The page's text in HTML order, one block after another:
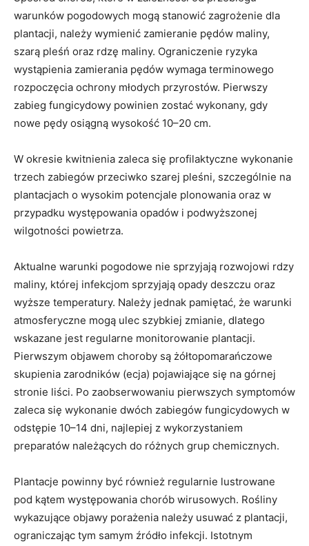
warunków pogodowych mogą stanowić zagrożenie dla
plantacji, należy wymienić zamieranie pędów maliny,
szarą pleśń oraz rdzę maliny. Ograniczenie ryzyka
wystąpienia zamierania pędów wymaga terminowego
rozpoczęcia ochrony młodych przyrostów. Pierwszy
zabieg fungicydowy powinien zostać wykonany, gdy
nowe pędy osiągną wysokość 10–20 cm.
W okresie kwitnienia zaleca się profilaktyczne wykonanie
trzech zabiegów przeciwko szarej pleśni, szczególnie na
plantacjach o wysokim potencjale plonowania oraz w
przypadku występowania opadów i podwyższonej
wilgotności powietrza.
Aktualne warunki pogodowe nie sprzyjają rozwojowi rdzy
maliny, której infekcjom sprzyjają opady deszczu oraz
wyższe temperatury. Należy jednak pamiętać, że warunki
atmosferyczne mogą ulec szybkiej zmianie, dlatego
wskazane jest regularne monitorowanie plantacji.
Pierwszym objawem choroby są żółtopomarańczowe
skupienia zarodników (ecja) pojawiające się na górnej
stronie liści. Po zaobserwowaniu pierwszych symptomów
zaleca się wykonanie dwóch zabiegów fungicydowych w
odstępie 10–14 dni, najlepiej z wykorzystaniem
preparatów należących do różnych grup chemicznych.
Plantacje powinny być również regularnie lustrowane
pod kątem występowania chorób wirusowych. Rośliny
wykazujące objawy porażenia należy usuwać z plantacji,
ograniczając tym samym źródło infekcji. Istotnym